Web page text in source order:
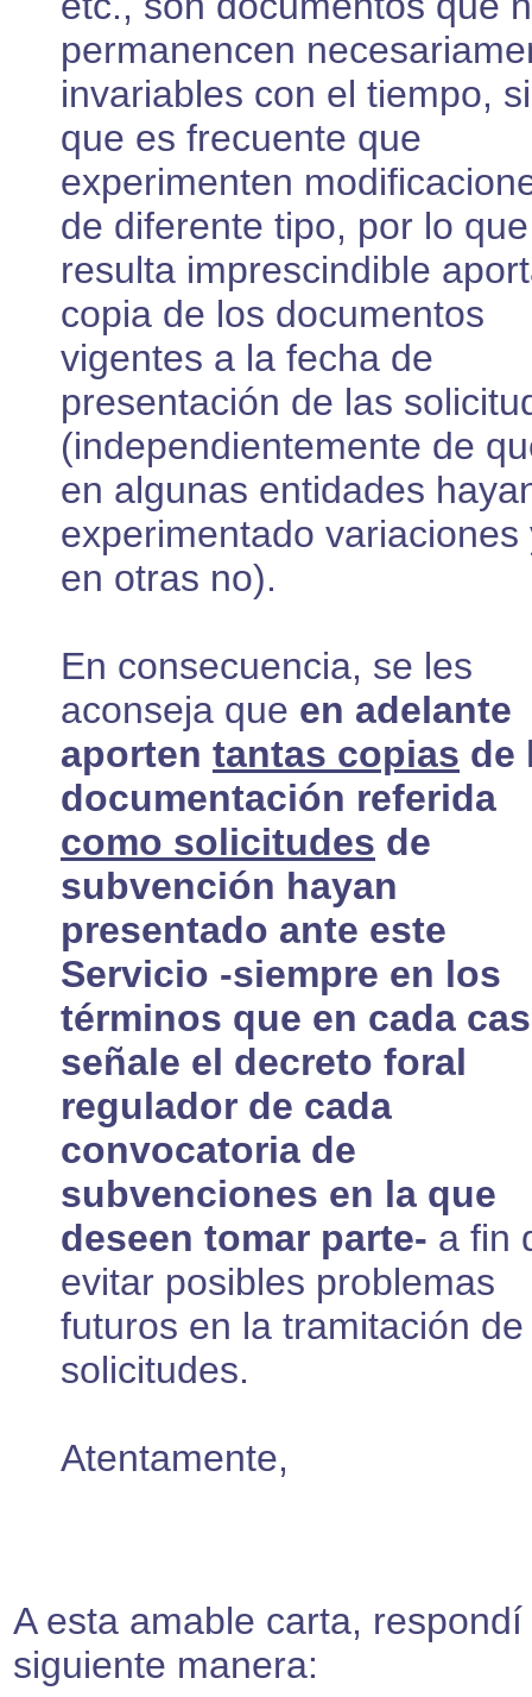
permanencen
invariables con el tiempo,
que es frecuente que
experimenten
de diferente tipo, por lo que
resulta imprescindible
copia de los documentos
vigentes a la fecha de
presentación de las
(independientemente de
en algunas entidades
experimentado variaciones
en otras no).
En consecuencia, se les
aconseja que en adelante
aporten tantas copias de
documentación referida
como solicitudes de
subvención hayan
presentado ante este
Servicio -siempre en los
términos que en cada
señale el decreto foral
regulador de cada
convocatoria de
subvenciones en la que
deseen tomar parte- a fin
evitar posibles problemas
futuros en la tramitación
solicitudes.
Atentamente,
A esta amable carta,
siguiente manera: